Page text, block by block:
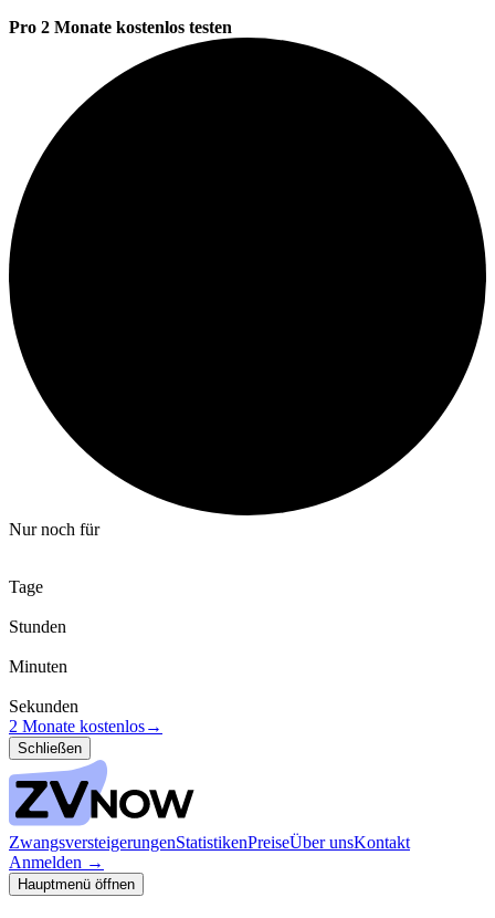
Pro 2 Monate kostenlos testen
Nur noch für
Tage
Stunden
Minuten
Sekunden
2 Monate kostenlos→
Schließen
ZwangsversteigerungenStatistikenPreiseÜber unsKontakt
Anmelden →
Hauptmenü öffnen